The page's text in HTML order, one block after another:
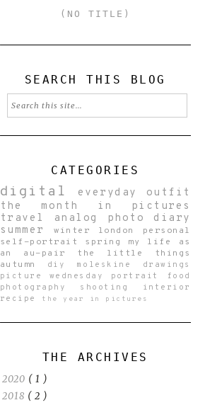
(NO TITLE)
SEARCH THIS BLOG
CATEGORIES
digital everyday outfit
the month in pictures
travel
analog
photo diary
summerwinter london personal
self-portrait spring my life as
an au-pair the little things
autumn
diy moleskine drawings
picture wednesday portrait
food
photography shooting
interior
recipe
the year in pictures
THE ARCHIVES
2020 ( 1 )
2018 ( 2 )